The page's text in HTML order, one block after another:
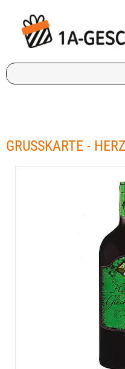
Ich
suche
GRUSSKARTE -